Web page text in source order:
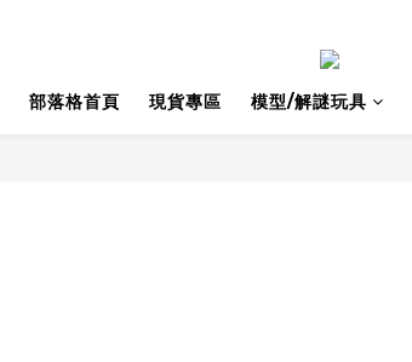
部落格首頁 現貨專區 模型/解謎玩具